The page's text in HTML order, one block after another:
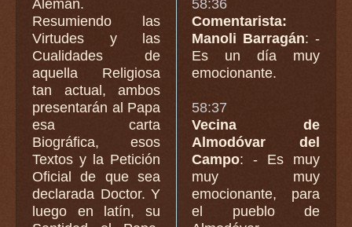
Alemán.
Resumiendo las
Virtudes y las
Cualidades de
aquella Religiosa
tan actual, ambos
presentarán al Papa
esa carta
Biográfica, esos
Textos y la Petición
Oficial de que sea
declarada Doctor. Y
luego en latín, su
58:36
Comentarista:
Manoli Barragán: -
Es un día muy
emocionante.
58:37
Vecina de
Almodóvar del
Campo: - Es muy
muy muy
emocionante, para
el pueblo de